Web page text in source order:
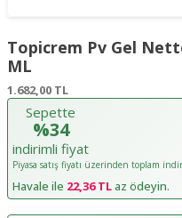
Topicrem Pv Gel
ML
1.682,00 TL
Sepette
%34
indirimli fiyat
Piyasa satış fiyatı üzerinden toplam
Havale ile 22,36 TLaz ödeyin.